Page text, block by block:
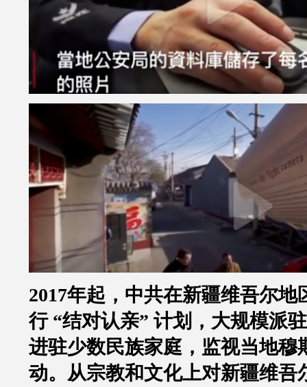
2017年起，中共在新疆维吾尔地
行“结对认亲” 计划，大规模派
进驻少数民族家庭，监视当地穆
动。从宗教和文化上对新疆维吾